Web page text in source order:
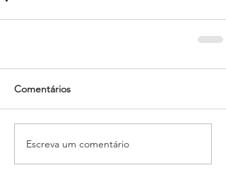
Comentários
Escreva um comentário